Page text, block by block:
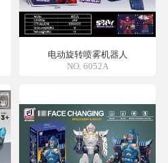
电动旋转喷雾机器人
NO. 6052A